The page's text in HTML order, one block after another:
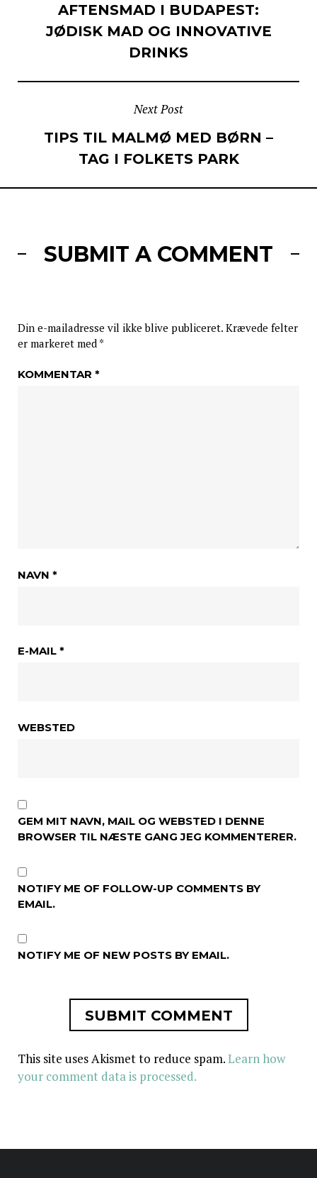
NAVIGATION
AFTENSMAD I BUDAPEST:
JØDISK MAD OG INNOVATIVE
DRINKS
Next Post
TIPS TIL MALMØ MED BØRN –
TAG I FOLKETS PARK
SUBMIT A COMMENT
Din e-mailadresse vil ikke blive publiceret. Krævede felter
er markeret med *
KOMMENTAR *
NAVN *
E-MAIL *
WEBSTED
GEM MIT NAVN, MAIL OG WEBSTED I DENNE
BROWSER TIL NÆSTE GANG JEG KOMMENTERER.
NOTIFY ME OF FOLLOW-UP COMMENTS BY
EMAIL.
NOTIFY ME OF NEW POSTS BY EMAIL.
This site uses Akismet to reduce spam.Learn how
your comment data is processed.